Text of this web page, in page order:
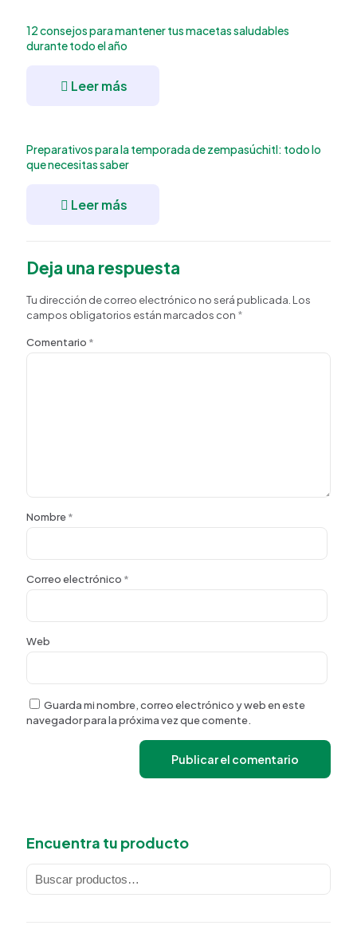
12 consejos para mantener tus macetas saludables
durante todo el año
Leer más
Preparativos para la temporada de zempasúchitl: todo lo
que necesitas saber
Leer más
Deja una respuesta
Tu dirección de correo electrónico no será publicada. Los
campos obligatorios están marcados con *
Comentario *
Nombre*
Correo electrónico *
Web
Guarda mi nombre, correo electrónico y web en este
navegador para la próxima vez que comente.
Encuentra tu producto